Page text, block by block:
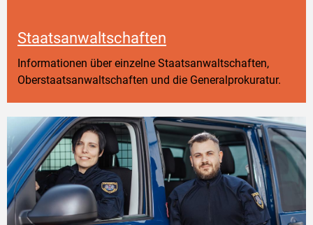
Staatsanwaltschaften
Informationen über einzelne Staatsanwaltschaften,
Oberstaatsanwaltschaften und die Generalprokuratur.